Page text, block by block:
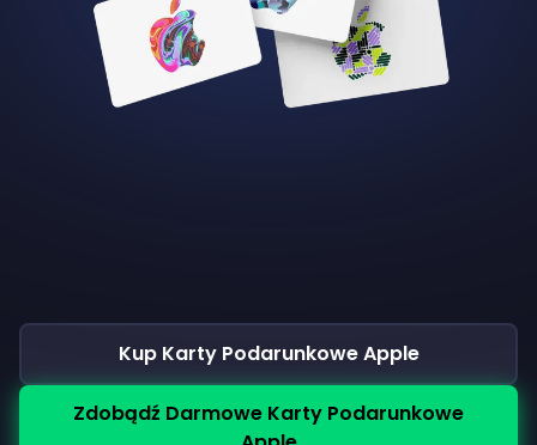
Kup Karty Podarunkowe Apple
Zdobądź Darmowe Karty Podarunkowe